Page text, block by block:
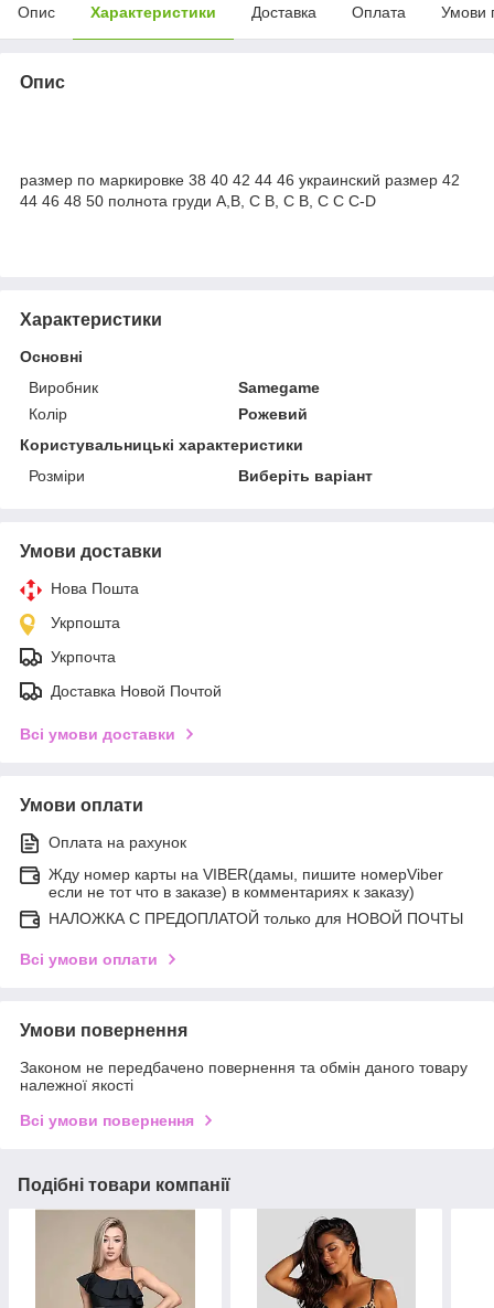
Опис Характеристики Доставка Оплата Умови
Опис
размер по маркировке 38 40 42 44 46 украинский размер 42
44 46 48 50 полнота груди A,B, С B, С B, C C C-D
Характеристики
Основні
Виробник
Samegame
Колір
Рожевий
Користувальницькі характеристики
Розміри
Виберіть варіант
Умови доставки
Нова Пошта
Укрпошта
Укрпочта
Доставка Новой Почтой
Всі умови доставки
Умови оплати
Оплата на рахунок
Жду номер карты на VIBER(дамы, пишите номерViber
если не тот что в заказе) в комментариях к заказу)
НАЛОЖКА С ПРЕДОПЛАТОЙ только для НОВОЙ ПОЧТЫ
Всі умови оплати
Умови повернення
Законом не передбачено повернення та обмін даного товару
належної якості
Всі умови повернення
Подібні товари компанії